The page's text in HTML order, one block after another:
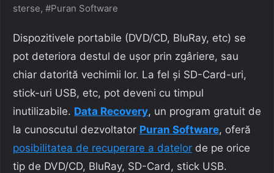
sterse, #Puran Software
Dispozitivele portabile (DVD/CD, BluRay, etc) se
pot deteriora destul de ușor prin zgâriere, sau
chiar datorită vechimii lor. La fel și SD-Card-uri,
stick-uri USB, etc, pot deveni cu timpul
inutilizabile. Data Recovery, un program gratuit de
la cunoscutul dezvoltator Puran Software, oferă
posibilitatea de recuperare a datelor de pe orice
tip de DVD/CD, BluRay, SD-Card, stick USB.